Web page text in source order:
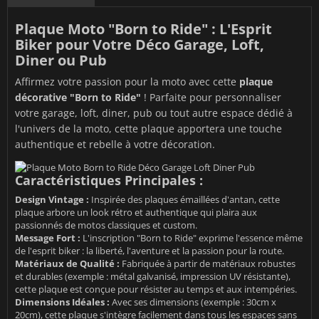
Plaque Moto "Born to Ride" : L'Esprit
Biker pour Votre Déco Garage, Loft,
Diner ou Pub
Affirmez votre passion pour la moto avec cette plaque
décorative "Born to Ride" ! Parfaite pour personnaliser
votre garage, loft, diner, pub ou tout autre espace dédié à
l'univers de la moto, cette plaque apportera une touche
authentique et rebelle à votre décoration.
Caractéristiques Principales :
Design Vintage : Inspirée des plaques émaillées d'antan, cette
plaque arbore un look rétro et authentique qui plaira aux
passionnés de motos classiques et custom.
Message Fort : L'inscription "Born to Ride" exprime l'essence même
de l'esprit biker : la liberté, l'aventure et la passion pour la route.
Matériaux de Qualité : Fabriquée à partir de matériaux robustes
et durables (exemple : métal galvanisé, impression UV résistante),
cette plaque est conçue pour résister au temps et aux intempéries.
Dimensions Idéales : Avec ses dimensions (exemple : 30cm x
20cm), cette plaque s'intègre facilement dans tous les espaces sans